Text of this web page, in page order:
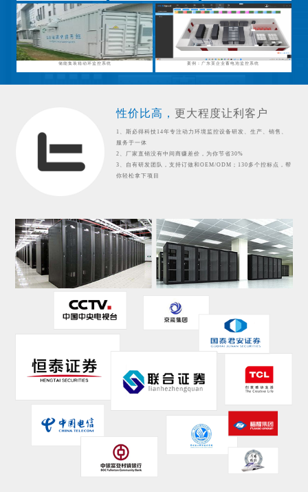
储能集装箱动环监控系统 案例：广东某企业蓄电池监控系统
性价比高， 更大程度让利客户
1、斯必得科技14年专注动力环境监控设备研发、生产、销售、
服务于一体
2、厂家直销没有中间商赚差价，为你节省30%
3、自有研发团队，支持订做和OEM/ODM；130多个控标点，帮
你轻松拿下项目